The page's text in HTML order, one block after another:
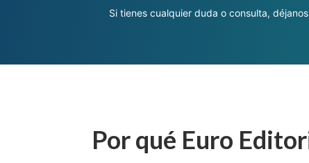
Si tienes cualquier duda o consulta,
Por qué Euro